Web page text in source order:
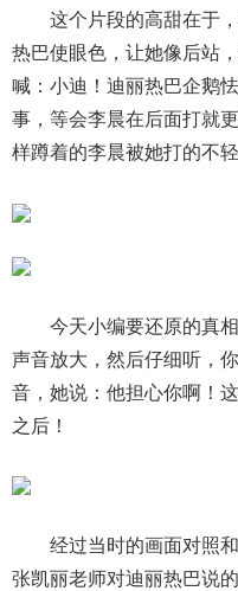
这个片段的高甜在于
热巴使眼色，让她像后站
喊：小迪！迪丽热巴企鹅
事，等会李晨在后面打就
样蹲着的李晨被她打的不
今天小编要还原的真
声音放大，然后仔细听，
音，她说：他担心你啊！
之后！
经过当时的画面对照
张凯丽老师对迪丽热巴说